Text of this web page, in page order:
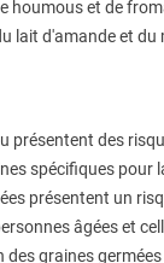
houmous et de
lait d'amande et du
présentent des
spécifiques pour
présentent un
âgées et
graines